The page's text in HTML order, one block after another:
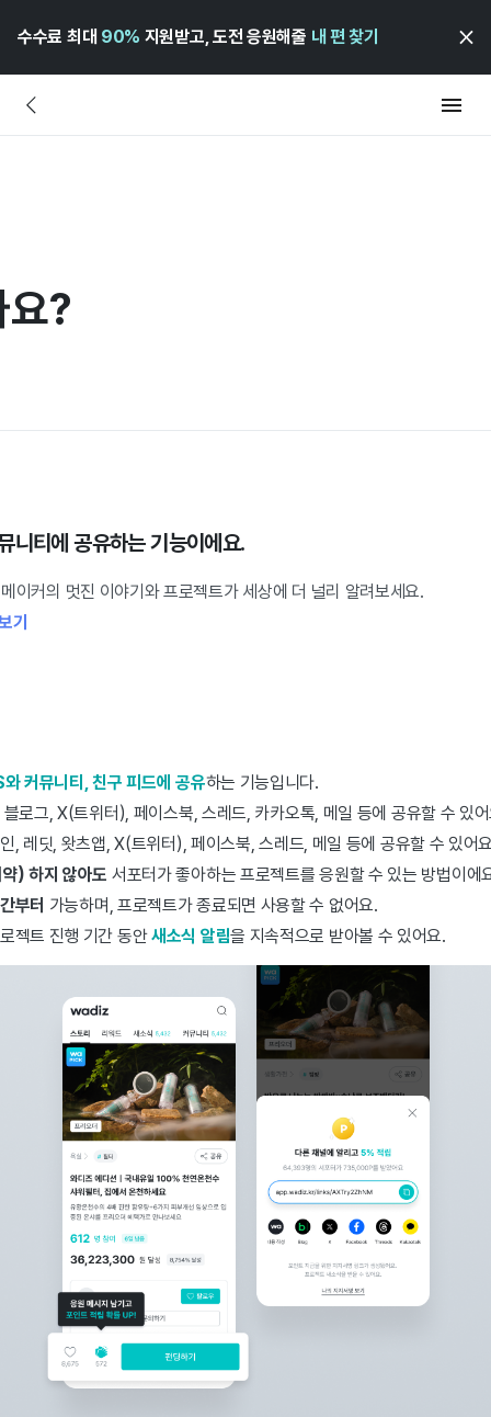
수수료 최대 90% 지원받고, 도전 응원해줄 내 편 찾기
?
니티에 공유하는 기능이에요.
메이커의 멋진 이야기와 프로젝트가 세상에 더 널리 알려보세요.
기
커뮤니티, 친구 피드에 공유하는 기능입니다.
로그, X(트위터), 페이스북, 스레드, 카카오톡, 메일 등에 공유할 수 있
, 레딧, 왓츠앱, X(트위터), 페이스북, 스레드, 메일 등에 공유할 수 있어
) 하지 않아도 서포터가 좋아하는 프로젝트를 응원할 수 있는 방법이에
부터 가능하며, 프로젝트가 종료되면 사용할 수 없어요.
젝트 진행 기간 동안새소식 알림을 지속적으로 받아볼 수 있어요.